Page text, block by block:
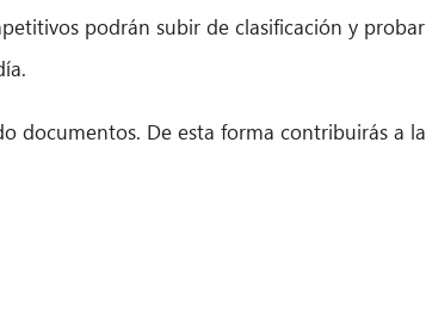
podrán subir de clasificación y probar
documentos. De esta forma contribuirás a la